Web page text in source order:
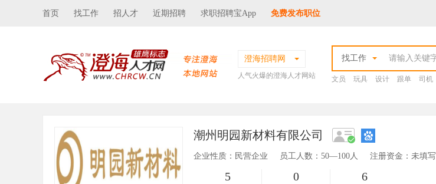
首页 找工作 招人才 近期招聘 求职招聘宝App 免费发布职位
澄海招聘网
人气火爆的澄海人才网站
找工作
文员 玩具 设计 跟单 司机
潮州明园新材料有限公司
企业性质：民营企业 员工人数：50—100人 注册资金：未填写
5 0 6